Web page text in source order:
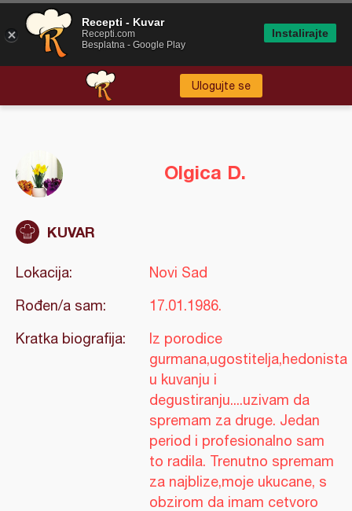
Ulogujte se
Olgica D.
KUVAR
Lokacija:
Novi Sad
Rođen/a sam:
17.01.1986.
Kratka biografija:
Iz porodice
gurmana,ugostitelja,hedonista
u kuvanju i
degustiranju....uzivam da
spremam za druge. Jedan
period i profesionalno sam
to radila. Trenutno spremam
za najblize,moje ukucane, s
obzirom da imam cetvoro
Recepti - Kuvar
Recepti.com
Besplatna - Google Play
Instalirajte